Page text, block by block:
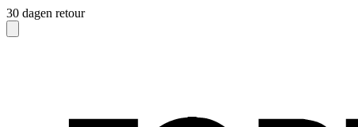
30 dagen retour